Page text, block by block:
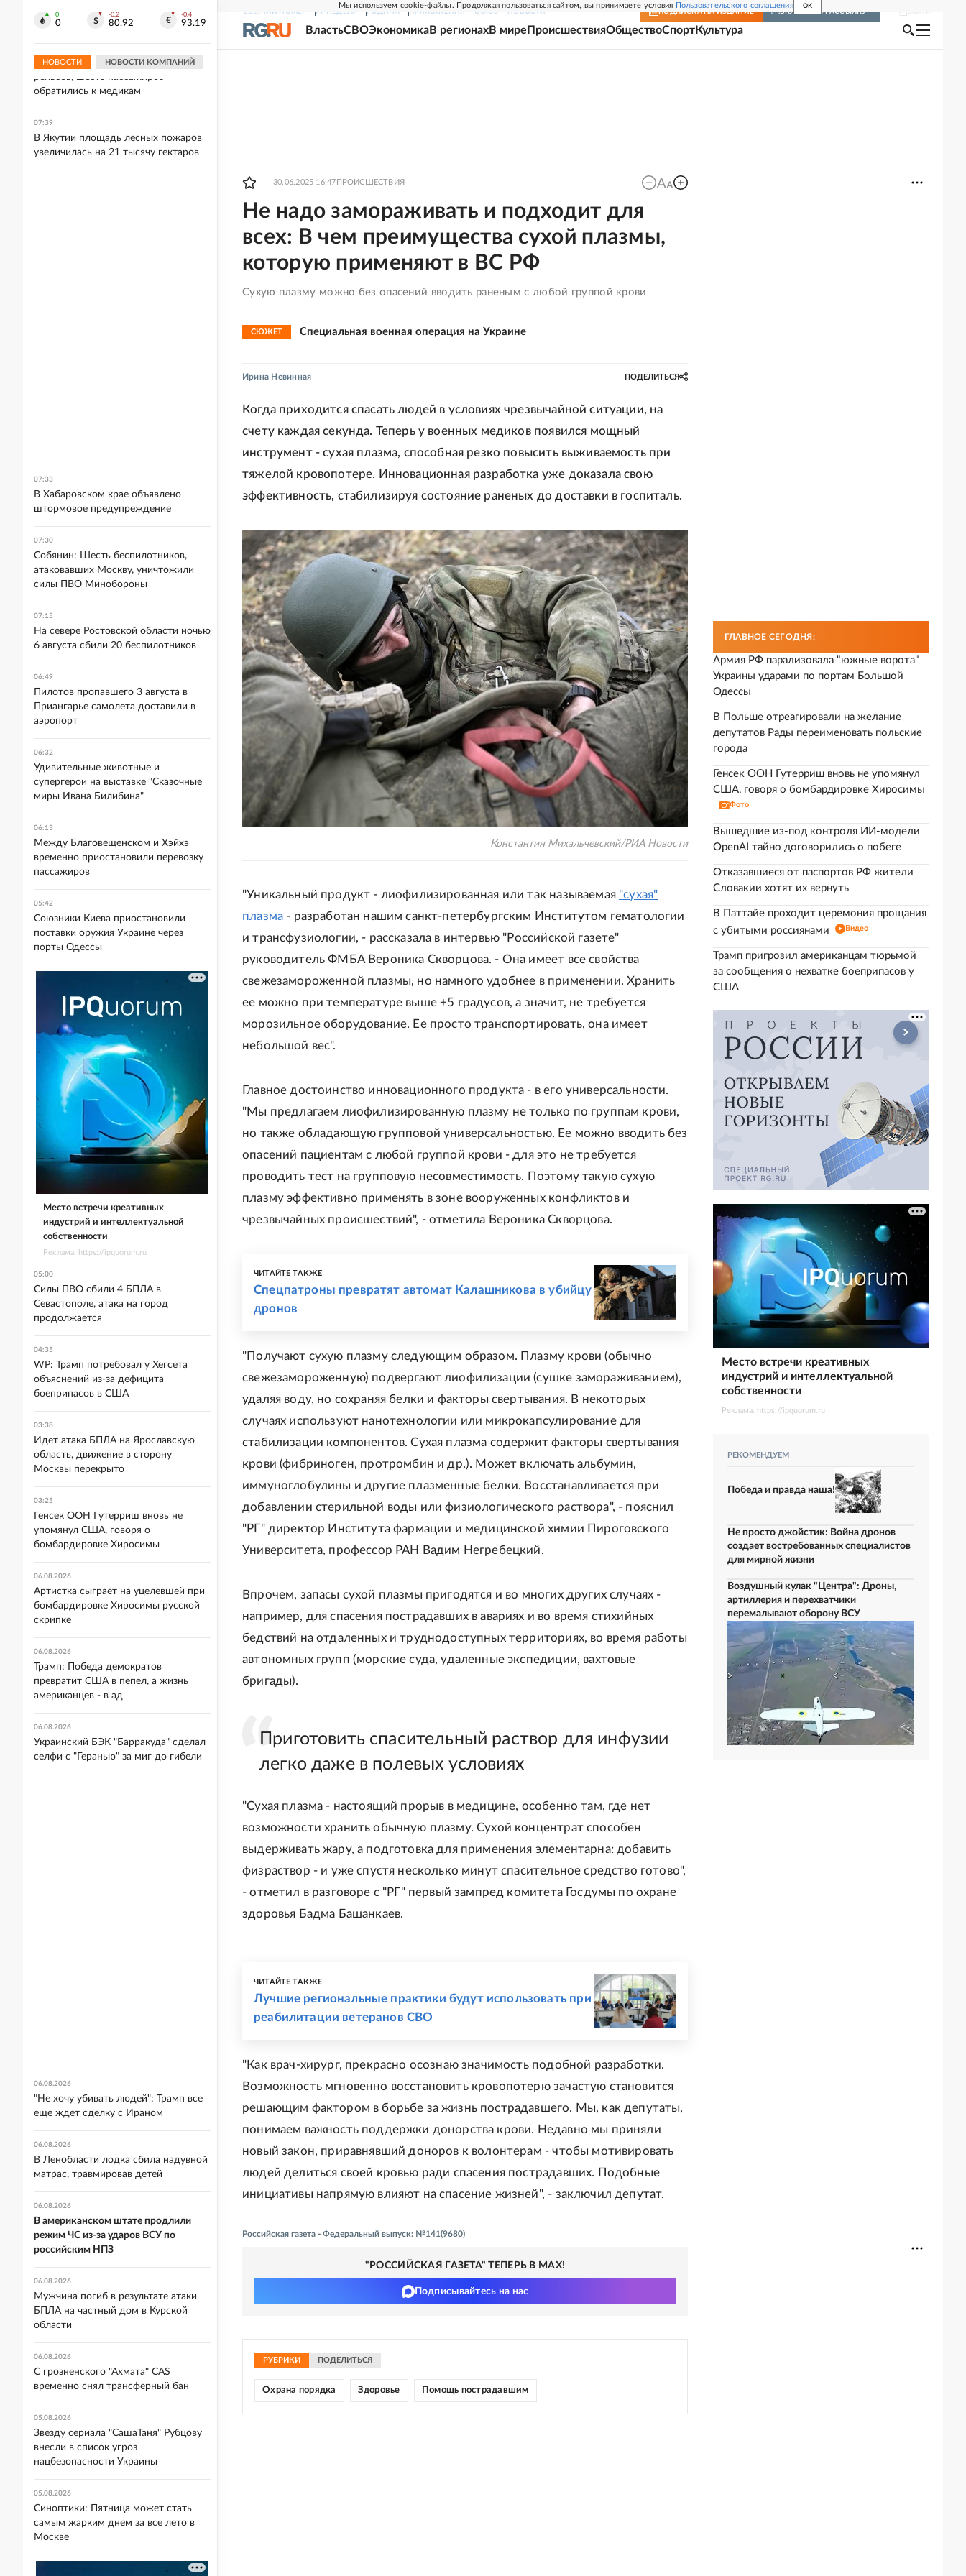
Мы используем cookie-файлы. Продолжая пользоваться сайтом, вы принимаете условия Пользовательского соглашения OK
СВЕЖИЙ НОМЕР РГ-НЕДЕЛЯ РОДИНА ПРИЛОЖЕНИЯ СОЮЗ НОВОСТИ ПОДПИСКА НА ИЗДАНИЕ ВКЛЮЧИТЬ РАССЫЛКУ
ВластьСВОЭкономикаВ регионахВ мире ПроисшествияОбществоСпортКультура
30.06.2025 16:47 ПРОИСШЕСТВИЯ
Не надо замораживать и подходит для
всех: В чем преимущества сухой плазмы,
которую применяют в ВС РФ
Сухую плазму можно без опасений вводить раненым с любой группой крови
СЮЖЕТ Специальная военная операция на Украине
Ирина Невинная ПОДЕЛИТЬСЯ
Когда приходится спасать людей в условиях чрезвычайной ситуации, на
счету каждая секунда. Теперь у военных медиков появился мощный
инструмент - сухая плазма, способная резко повысить выживаемость при
тяжелой кровопотере. Инновационная разработка уже доказала свою
эффективность, стабилизируя состояние раненых до доставки в госпиталь.
Константин Михальчевский/РИА Новости
"Уникальный продукт - лиофилизированная или так называемая "сухая"
плазма - разработан нашим санкт-петербургским Институтом гематологии
и трансфузиологии, - рассказала в интервью "Российской газете"
руководитель ФМБА Вероника Скворцова. - Она имеет все свойства
свежезамороженной плазмы, но намного удобнее в применении. Хранить
ее можно при температуре выше +5 градусов, а значит, не требуется
морозильное оборудование. Ее просто транспортировать, она имеет
небольшой вес".
Главное достоинство инновационного продукта - в его универсальности.
"Мы предлагаем лиофилизированную плазму не только по группам крови,
но также обладающую групповой универсальностью. Ее можно вводить без
опасений пациентам с любой группой крови - для это не требуется
проводить тест на групповую несовместимость. Поэтому такую сухую
плазму эффективно применять в зоне вооруженных конфликтов и
чрезвычайных происшествий", - отметила Вероника Скворцова.
ЧИТАЙТЕ ТАКЖЕ
Спецпатроны превратят автомат Калашникова в убийцу
дронов
"Получают сухую плазму следующим образом. Плазму крови (обычно
свежезамороженную) подвергают лиофилизации (сушке замораживанием),
удаляя воду, но сохраняя белки и факторы свертывания. В некоторых
случаях используют нанотехнологии или микрокапсулирование для
стабилизации компонентов. Сухая плазма содержит факторы свертывания
крови (фибриноген, протромбин и др.). Может включать альбумин,
иммуноглобулины и другие плазменные белки. Восстанавливается при
добавлении стерильной воды или физиологического раствора", - пояснил
"РГ" директор Института фармации и медицинской химии Пироговского
Университета, профессор РАН Вадим Негребецкий.
Впрочем, запасы сухой плазмы пригодятся и во многих других случаях -
например, для спасения пострадавших в авариях и во время стихийных
бедствий на отдаленных и труднодоступных территориях, во время работы
автономных групп (морские суда, удаленные экспедиции, вахтовые
бригады).
Приготовить спасительный раствор для инфузии
легко даже в полевых условиях
"Сухая плазма - настоящий прорыв в медицине, особенно там, где нет
возможности хранить обычную плазму. Сухой концентрат способен
выдерживать жару, а подготовка для применения элементарна: добавить
физраствор - и уже спустя несколько минут спасительное средство готово",
- отметил в разговоре с "РГ" первый зампред комитета Госдумы по охране
здоровья Бадма Башанкаев.
ЧИТАЙТЕ ТАКЖЕ
Лучшие региональные практики будут использовать при
реабилитации ветеранов СВО
"Как врач-хирург, прекрасно осознаю значимость подобной разработки.
Возможность мгновенно восстановить кровопотерю зачастую становится
решающим фактором в борьбе за жизнь пострадавшего. Мы, как депутаты,
понимаем важность поддержки донорства крови. Недавно мы приняли
новый закон, приравнявший доноров к волонтерам - чтобы мотивировать
людей делиться своей кровью ради спасения пострадавших. Подобные
инициативы напрямую влияют на спасение жизней", - заключил депутат.
Российская газета - Федеральный выпуск: №141(9680)
"РОССИЙСКАЯ ГАЗЕТА" ТЕПЕРЬ В MAX!
Подписывайтесь на нас
РУБРИКИ ПОДЕЛИТЬСЯ
Охрана порядка Здоровье Помощь пострадавшим
ГЛАВНОЕ СЕГОДНЯ:
Армия РФ парализовала "южные ворота"
Украины ударами по портам Большой
Одессы
В Польше отреагировали на желание
депутатов Рады переименовать польские
города
Генсек ООН Гутерриш вновь не упомянул
США, говоря о бомбардировке Хиросимы
Фото
Вышедшие из-под контроля ИИ-модели
OpenAI тайно договорились о побеге
Отказавшиеся от паспортов РФ жители
Словакии хотят их вернуть
В Паттайе проходит церемония прощания
с убитыми россиянами
Видео
Трамп пригрозил американцам тюрьмой
за сообщения о нехватке боеприпасов у
США
Место встречи креативных
индустрий и интеллектуальной
собственности
Реклама. https://ipquorum.ru
РЕКОМЕНДУЕМ
Победа и правда наша!
Не просто джойстик: Война дронов
создает востребованных специалистов
для мирной жизни
Воздушный кулак "Центра": Дроны,
артиллерия и перехватчики
перемалывают оборону ВСУ
0
0
-0.2
80.92
-0.4
93.19
НОВОСТИ НОВОСТИ КОМПАНИЙ
Украины
В Нижнем Тагиле трамвай сошел с
рельсов, шесть пассажиров
обратились к медикам
07:39
В Якутии площадь лесных пожаров
увеличилась на 21 тысячу гектаров
07:33
В Хабаровском крае объявлено
штормовое предупреждение
07:30
Собянин: Шесть беспилотников,
атаковавших Москву, уничтожили
силы ПВО Минобороны
07:15
На севере Ростовской области ночью
6 августа сбили 20 беспилотников
06:49
Пилотов пропавшего 3 августа в
Приангарье самолета доставили в
аэропорт
06:32
Удивительные животные и
супергерои на выставке "Сказочные
миры Ивана Билибина"
06:13
Между Благовещенском и Хэйхэ
временно приостановили перевозку
пассажиров
05:42
Союзники Киева приостановили
поставки оружия Украине через
порты Одессы
Место встречи креативных
индустрий и интеллектуальной
собственности
Реклама. https://ipquorum.ru
05:00
Силы ПВО сбили 4 БПЛА в
Севастополе, атака на город
продолжается
04:35
WP: Трамп потребовал у Хегсета
объяснений из-за дефицита
боеприпасов в США
03:38
Идет атака БПЛА на Ярославскую
область, движение в сторону
Москвы перекрыто
03:25
Генсек ООН Гутерриш вновь не
упомянул США, говоря о
бомбардировке Хиросимы
06.08.2026
Артистка сыграет на уцелевшей при
бомбардировке Хиросимы русской
скрипке
06.08.2026
Трамп: Победа демократов
превратит США в пепел, а жизнь
американцев - в ад
06.08.2026
Украинский БЭК "Барракуда" сделал
селфи с "Геранью" за миг до гибели
06.08.2026
"Не хочу убивать людей": Трамп все
еще ждет сделку с Ираном
06.08.2026
В Ленобласти лодка сбила надувной
матрас, травмировав детей
06.08.2026
В американском штате продлили
режим ЧС из-за ударов ВСУ по
российским НПЗ
06.08.2026
Мужчина погиб в результате атаки
БПЛА на частный дом в Курской
области
06.08.2026
С грозненского "Ахмата" CAS
временно снял трансферный бан
05.08.2026
Звезду сериала "СашаТаня" Рубцову
внесли в список угроз
нацбезопасности Украины
05.08.2026
Синоптики: Пятница может стать
самым жарким днем за все лето в
Москве